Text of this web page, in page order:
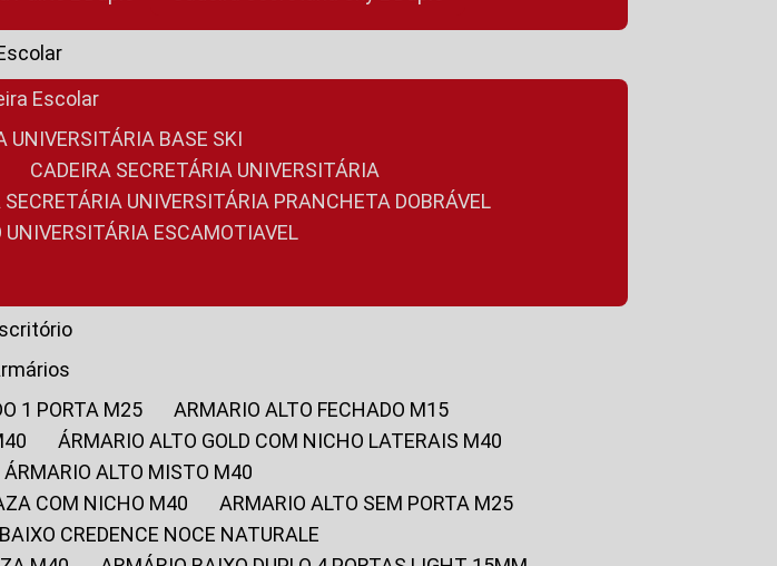
Escolar
Escolar
UNIVERSITÁRIA BASE SKI
CADEIRA SECRETÁRIA UNIVERSITÁRIA
SECRETÁRIA UNIVERSITÁRIA PRANCHETA DOBRÁVEL
UNIVERSITÁRIA ESCAMOTIAVEL
Escritório
Armários
1 PORTA M25
ARMARIO ALTO FECHADO M15
ÁRMARIO ALTO GOLD COM NICHO LATERAIS M40
ÁRMARIO ALTO MISTO M40
COM NICHO M40
ARMARIO ALTO SEM PORTA M25
BAIXO CREDENCE NOCE NATURALE